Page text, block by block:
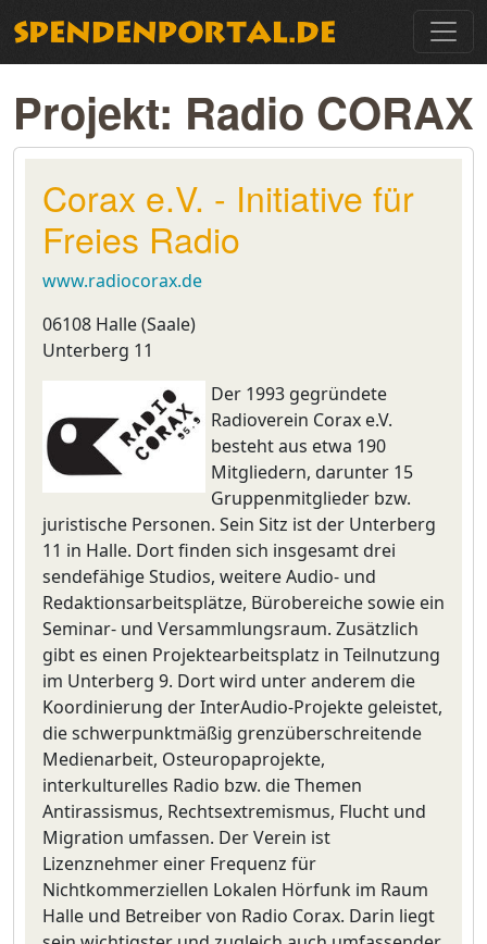
Projekt: Radio CORAX
Corax e.V. - Initiative für
Freies Radio
www.radiocorax.de
06108 Halle (Saale)
Unterberg 11
Der 1993 gegründete
Radioverein Corax e.V.
besteht aus etwa 190
Mitgliedern, darunter 15
Gruppenmitglieder bzw.
juristische Personen. Sein Sitz ist der Unterberg
11 in Halle. Dort finden sich insgesamt drei
sendefähige Studios, weitere Audio- und
Redaktionsarbeitsplätze, Bürobereiche sowie ein
Seminar- und Versammlungsraum. Zusätzlich
gibt es einen Projektearbeitsplatz in Teilnutzung
im Unterberg 9. Dort wird unter anderem die
Koordinierung der InterAudio-Projekte geleistet,
die schwerpunktmäßig grenzüberschreitende
Medienarbeit, Osteuropaprojekte,
interkulturelles Radio bzw. die Themen
Antirassismus, Rechtsextremismus, Flucht und
Migration umfassen. Der Verein ist
Lizenznehmer einer Frequenz für
Nichtkommerziellen Lokalen Hörfunk im Raum
Halle und Betreiber von Radio Corax. Darin liegt